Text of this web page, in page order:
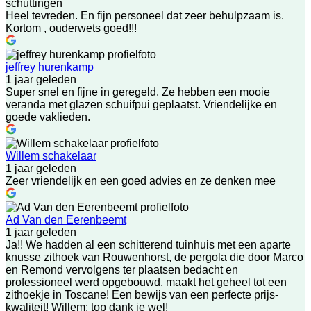
schuttingen
Heel tevreden. En fijn personeel dat zeer behulpzaam is.
Kortom , ouderwets goed!!!
jeffrey hurenkamp
1 jaar geleden
Super snel en fijne in geregeld. Ze hebben een mooie
veranda met glazen schuifpui geplaatst. Vriendelijke en
goede vaklieden.
Willem schakelaar
1 jaar geleden
Zeer vriendelijk en een goed advies en ze denken mee
Ad Van den Eerenbeemt
1 jaar geleden
Ja!! We hadden al een schitterend tuinhuis met een aparte
knusse zithoek van Rouwenhorst, de pergola die door Marco
en Remond vervolgens ter plaatsen bedacht en
professioneel werd opgebouwd, maakt het geheel tot een
zithoekje in Toscane! Een bewijs van een perfecte prijs-
kwaliteit! Willem: top dank je wel!